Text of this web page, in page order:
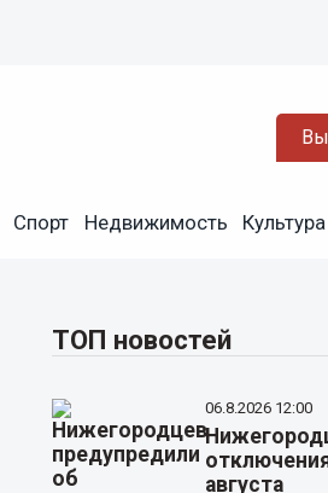
Спорт Недвижимость Культура
ТОП новостей
06.8.2026 12:00
августа